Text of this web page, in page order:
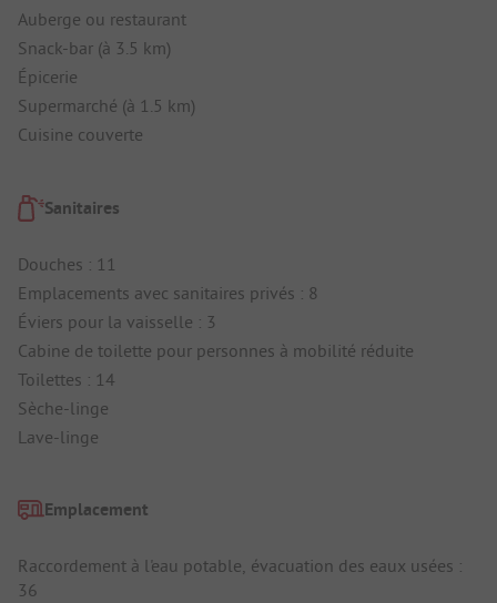
Auberge ou restaurant
Snack-bar (à 3.5 km)
Épicerie
Supermarché (à 1.5 km)
Cuisine couverte
Sanitaires
Douches : 11
Emplacements avec sanitaires privés : 8
Éviers pour la vaisselle : 3
Cabine de toilette pour personnes à mobilité réduite
Toilettes : 14
Sèche-linge
Lave-linge
Emplacement
Raccordement à l'eau potable, évacuation des eaux usées :
36